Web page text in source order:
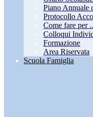
Piano Annuale
Protocollo
Come fare per
Colloqui
Formazione
Area Riservata
Scuola Famiglia